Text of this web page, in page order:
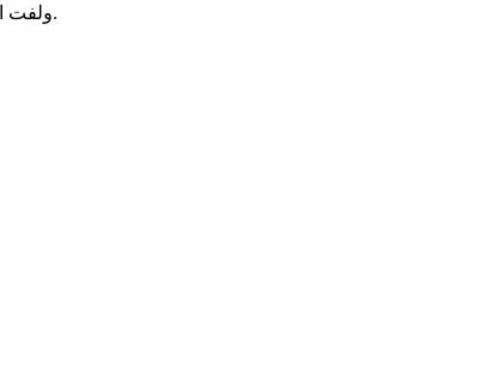
ولفت النقيب إلى أن المؤسسة ستتخذ الإجراءات اللازمة، بما فيذلك مراسلة المحكمة العليا بخصوص ترتيبات أداء اليمين.